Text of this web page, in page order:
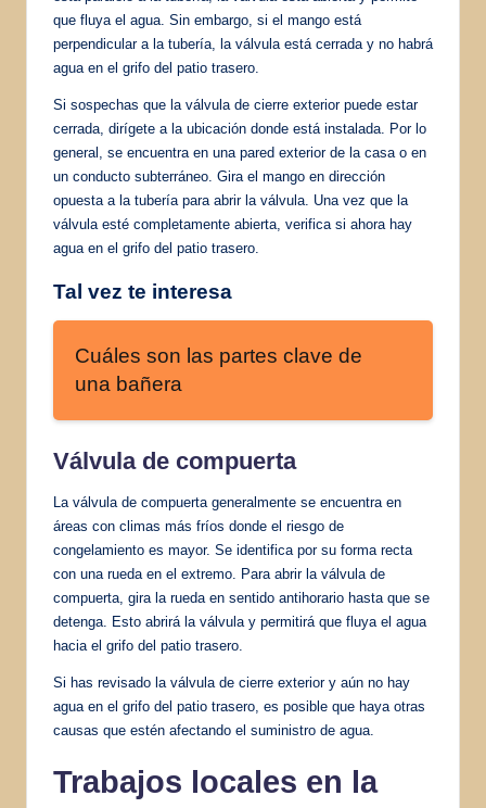
que fluya el agua. Sin embargo, si el mango está
perpendicular a la tubería, la válvula está cerrada y no habrá
agua en el grifo del patio trasero.
Si sospechas que la válvula de cierre exterior puede estar
cerrada, dirígete a la ubicación donde está instalada. Por lo
general, se encuentra en una pared exterior de la casa o en
un conducto subterráneo. Gira el mango en dirección
opuesta a la tubería para abrir la válvula. Una vez que la
válvula esté completamente abierta, verifica si ahora hay
agua en el grifo del patio trasero.
Tal vez te interesa
Cuáles son las partes clave de
una bañera
Válvula de compuerta
La válvula de compuerta generalmente se encuentra en
áreas con climas más fríos donde el riesgo de
congelamiento es mayor. Se identifica por su forma recta
con una rueda en el extremo. Para abrir la válvula de
compuerta, gira la rueda en sentido antihorario hasta que se
detenga. Esto abrirá la válvula y permitirá que fluya el agua
hacia el grifo del patio trasero.
Si has revisado la válvula de cierre exterior y aún no hay
agua en el grifo del patio trasero, es posible que haya otras
causas que estén afectando el suministro de agua.
Trabajos locales en la